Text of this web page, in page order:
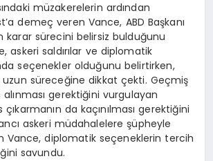
müzakerelerin ardından
demeç veren Vance, ABD Başkanı
karar sürecini belirsiz bulduğunu
askeri saldırılar ve diplomatik
seçenekler olduğunu belirtirken,
uzun süreceğine dikkat çekti. Geçmiş
gerektiğini vurgulayan
çıkarmanın da kaçınılması gerektiğini
askeri müdahalelere şüpheyle
Vance, diplomatik seçeneklerin tercih
savundu.